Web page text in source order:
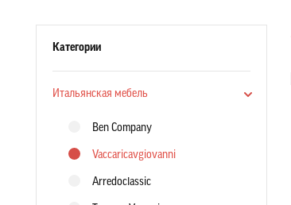
Категории
Итальянская мебель
Ben Company
Vaccaricavgiovanni
Arredoclassic